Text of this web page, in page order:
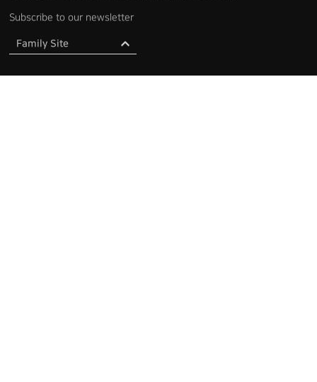
Subscribe to our newsletter
Family Site